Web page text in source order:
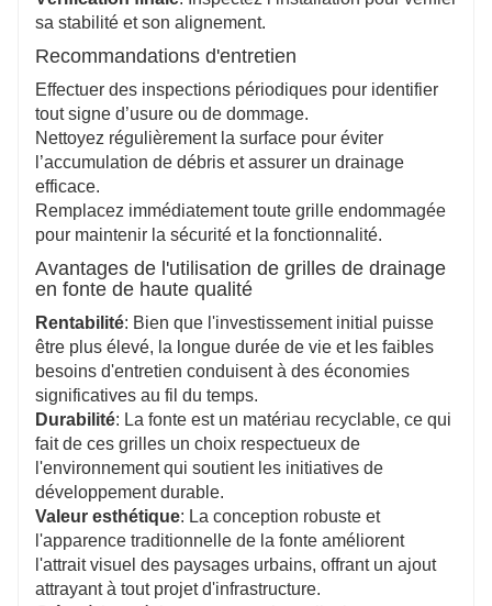
sa stabilité et son alignement.
Recommandations d'entretien
Effectuer des inspections périodiques pour identifier
tout signe d’usure ou de dommage.
Nettoyez régulièrement la surface pour éviter
l’accumulation de débris et assurer un drainage
efficace.
Remplacez immédiatement toute grille endommagée
pour maintenir la sécurité et la fonctionnalité.
Avantages de l'utilisation de grilles de drainage
en fonte de haute qualité
Rentabilité: Bien que l'investissement initial puisse
être plus élevé, la longue durée de vie et les faibles
besoins d'entretien conduisent à des économies
significatives au fil du temps.
Durabilité: La fonte est un matériau recyclable, ce qui
fait de ces grilles un choix respectueux de
l'environnement qui soutient les initiatives de
développement durable.
Valeur esthétique: La conception robuste et
l'apparence traditionnelle de la fonte améliorent
l'attrait visuel des paysages urbains, offrant un ajout
attrayant à tout projet d'infrastructure.